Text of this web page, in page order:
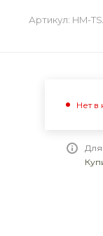
Артикул: HM-
Нет в